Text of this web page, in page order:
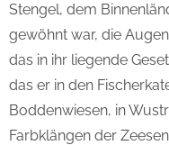
Stengel, dem
gewöhnt war, die
das in ihr liegende
das er in den
Boddenwiesen, in
Farbklängen der